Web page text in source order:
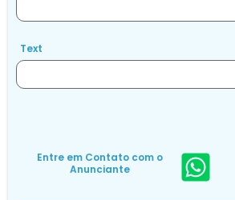
Text
Entre em Contato com o
Anunciante